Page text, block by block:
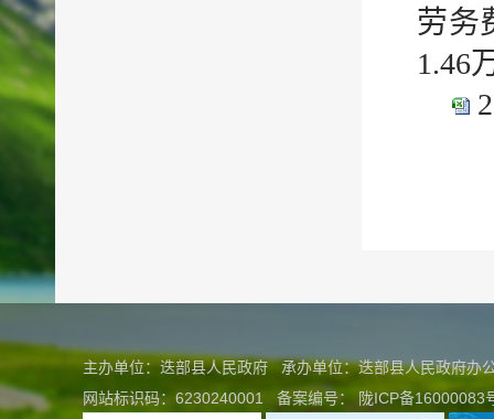
劳务
1.46
主办单位：迭部县人民政府 承办单位：迭部县人民政府
网站标识码：6230240001
备案编号： 陇ICP备16000083